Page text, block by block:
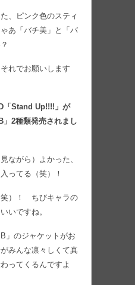
、ピンク色のスティ
あ「バチ美」と「バ
れでお願いします
「Stand Up!!!!」が
」2種類発売されまし
ながら）よかった、
ってる（笑）！
笑）！ ちびキャラの
いですね。
」のジャケットがお
みんな凛々しくて真
ってくるんですよ